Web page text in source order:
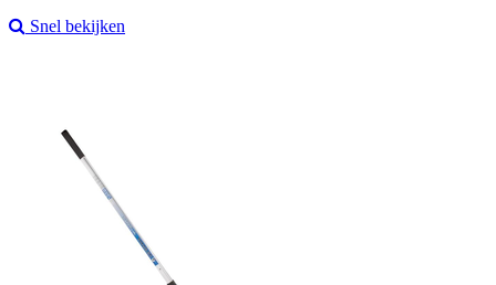
Snel bekijken